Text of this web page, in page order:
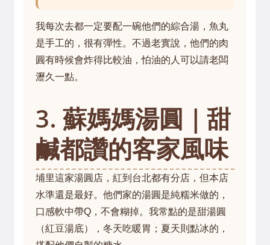
我每次去都一定要配一碗他們的綜合湯，魚丸
是手工的，很有彈性。不過老實說，他們的肉
圓有時候會炸得比較油，怕油的人可以請老闆
瀝久一點。
3. 蘇媽媽湯圓｜甜
鹹都讚的客家風味
埔里這家湯圓店，紅到台北都有分店，但本店
水準還是最好。他們家的湯圓是純糯米做的，
口感軟中帶Q，不會糊掉。我常點的是甜湯圓
（紅豆湯底），冬天吃暖胃；夏天則點冰的，